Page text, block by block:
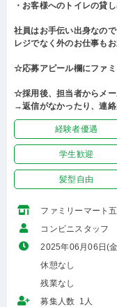
・お客様へのトイレの貸
社員はお手伝い出身なの
レジでなく外のお仕事も
☆応募アピール欄にファミ
☆採用後、担当者からメー
→返信がなかったり、連
経験者優遇
学生歓迎
髪型自由
ファミリーマート
コンビニスタッフ
2025年06月06日(
休憩なし
残業なし
募集人数 1人